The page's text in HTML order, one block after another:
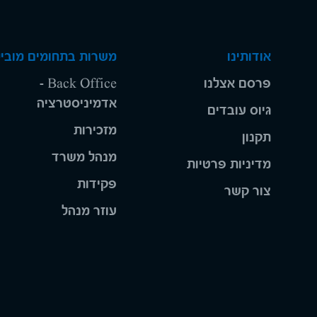
אודותינו
פרסם אצלנו
גיוס עובדים
תקנון
מדיניות פרטיות
צור קשר
משרות בתחומים
Back Office -
אדמיניסטרציה
מזכירות
מנהל משרד
פקידות
עוזר מנהל